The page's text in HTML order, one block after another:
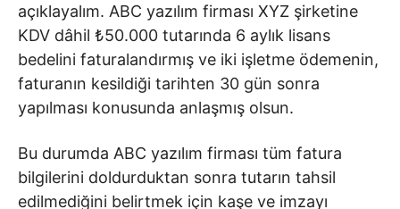
açıklayalım. ABC yazılım firması XYZ şirketine
KDV dâhil ₺50.000 tutarında 6 aylık lisans
bedelini faturalandırmış ve iki işletme ödemenin,
faturanın kesildiği tarihten 30 gün sonra
yapılması konusunda anlaşmış olsun.
Bu durumda ABC yazılım firması tüm fatura
bilgilerini doldurduktan sonra tutarın tahsil
edilmediğini belirtmek için kaşe ve imzayı